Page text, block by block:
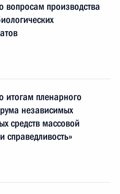
вопросам производства
итогам пленарного
независимых
средств массовой